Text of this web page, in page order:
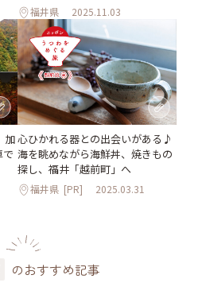
福井県 2025.11.03
加心ひかれる器との出会いがある♪
海を眺めながら海鮮丼、焼きもの
探し、福井「越前町」へ
福井県 [PR] 2025.03.31
のおすすめ記事